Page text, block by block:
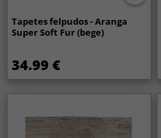
Tapetes felpudos - Aranga
Super Soft Fur (bege)
34.99 €